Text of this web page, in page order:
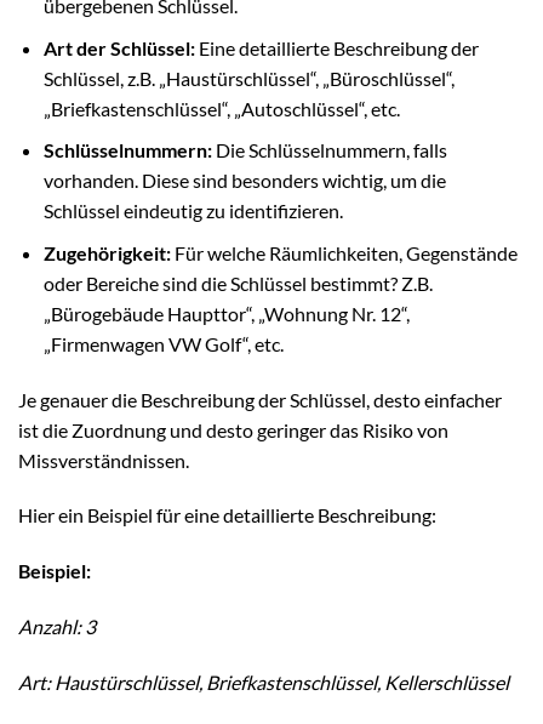
übergebenen Schlüssel.
Art der Schlüssel:Eine detaillierte Beschreibung der
Schlüssel, z.B. „Haustürschlüssel“, „Büroschlüssel“,
„Briefkastenschlüssel“, „Autoschlüssel“, etc.
Schlüsselnummern:Die Schlüsselnummern, falls
vorhanden. Diese sind besonders wichtig, um die
Schlüssel eindeutig zu identifizieren.
Zugehörigkeit:Für welche Räumlichkeiten, Gegenstände
oder Bereiche sind die Schlüssel bestimmt? Z.B.
„Bürogebäude Haupttor“, „Wohnung Nr. 12“,
„Firmenwagen VW Golf“, etc.
Je genauer die Beschreibung der Schlüssel, desto einfacher
ist die Zuordnung und desto geringer das Risiko von
Missverständnissen.
Hier ein Beispiel für eine detaillierte Beschreibung:
Beispiel:
Anzahl: 3
Art: Haustürschlüssel, Briefkastenschlüssel, Kellerschlüssel